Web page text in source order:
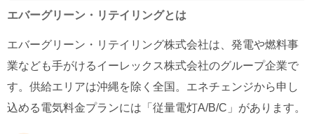
エバーグリーン・リテイリングの新着情報
特徴・メリット
東京電力エリア
北陸電力エリア 中国電力エリア
関西電力エリア 四国電力エリア
北海道電力エリア 九州電力エリア
エバーグリーン・リテイリングとは
エバーグリーン・リテイリング株式会社は、発電や燃料事
業なども手がけるイーレックス株式会社のグループ企業で
す。供給エリアは沖縄を除く全国。エネチェンジから申し
込める電気料金プランには「従量電灯A/B/C」があります。